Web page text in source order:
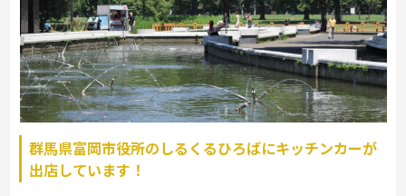
群馬県富岡市役所のしるくるひろばにキッチンカーが
出店しています！